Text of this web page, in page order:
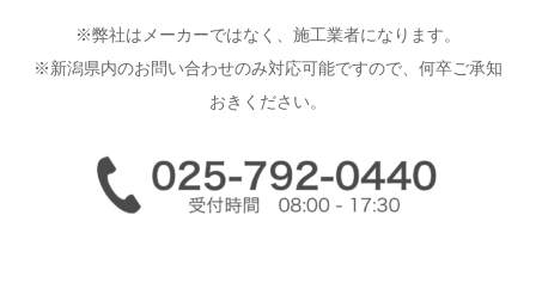
※弊社はメーカーではなく、施工業者になります。
※新潟県内のお問い合わせのみ対応可能ですので、何卒ご承知
おきください。